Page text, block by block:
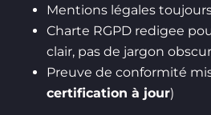
Mentions légales
Charte RGPD redigee
clair, pas de jargon obscur
Preuve de conformité
certification à jour)